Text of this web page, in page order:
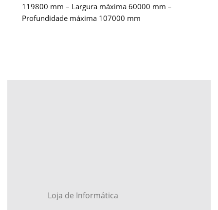
119800 mm – Largura máxima 60000 mm –
Profundidade máxima 107000 mm
Loja de Informática